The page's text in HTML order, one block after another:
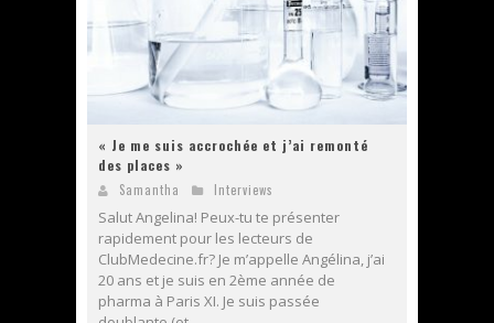
« Je me suis accrochée et j’ai remonté
des places »
Samantha Interviews
Salut Angelina! Peux-tu te présenter
rapidement pour les lecteurs de
ClubMedecine.fr? Je m’appelle Angélina, j’ai
20 ans et je suis en 2ème année de
pharma à Paris XI. Je suis passée